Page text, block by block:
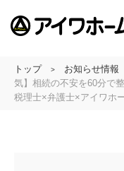
アイワホームとは
トップ > お知らせ情報
気】相続の不安を60分で
税理士×弁護士×アイワホ